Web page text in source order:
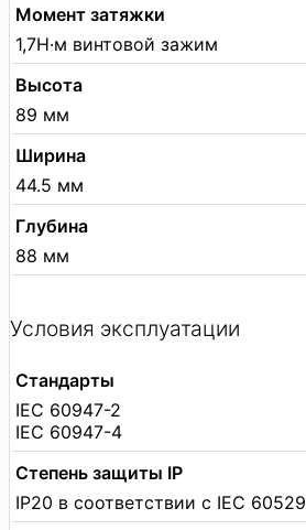
Момент затяжки
1,7Н·м винтовой зажим
Высота
89 мм
Ширина
44.5 мм
Глубина
88 мм
Условия эксплуатации
Стандарты
IEC 60947-2
IEC 60947-4
Степень защиты IP
IP20 в соответствии с IEC 60529